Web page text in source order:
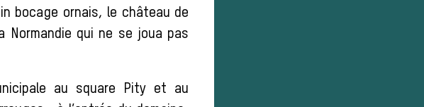
bocage ornais, le château de
qui ne se joua pas
au square Pity et au